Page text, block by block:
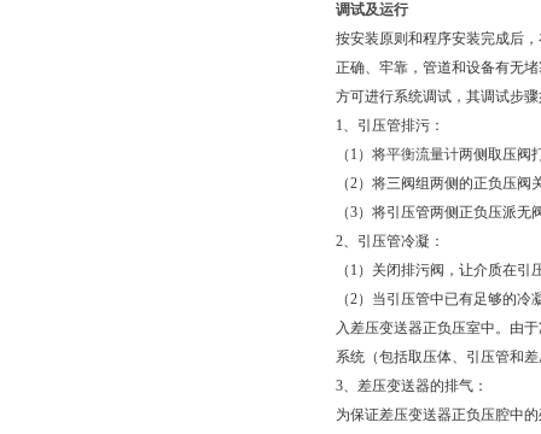
调试及运行
按安装原则和程序安装完成后
正确、牢靠，管道和设备有无
方可进行系统调试，其调试步
1、引压管排污：
（ 1 ）将平衡流量计两侧取压阀
（2）将三阀组两侧的正负压阀
（3）将引压管两侧正负压派无
2、引压管冷凝：
（ 1 ）关闭排污阀，让介质在引
（2）当引压管中已有足够的冷
入差压变送器正负压室中。由
系统（包括取压体、引压管和
3、差压变送器的排气：
为保证差压变送器正负压腔中